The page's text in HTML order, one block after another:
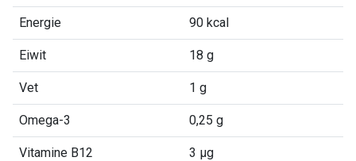
Energie 90 kcal
Eiwit 18 g
Vet 1 g
Omega-3 0,25 g
Vitamine B12 3 µg